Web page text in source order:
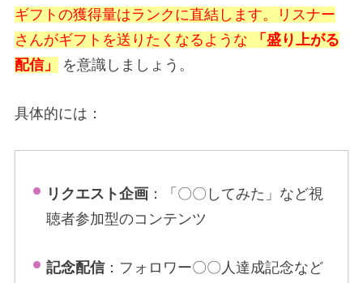
ギフトの獲得量はランクに直結します。リスナー
さんがギフトを送りたくなるような
「盛り上がる
配信」
を意識しましょう。
具体的には：
リクエスト企画 ：「〇〇してみた」など視
聴者参加型のコンテンツ
記念配信：フォロワー〇〇人達成記念など